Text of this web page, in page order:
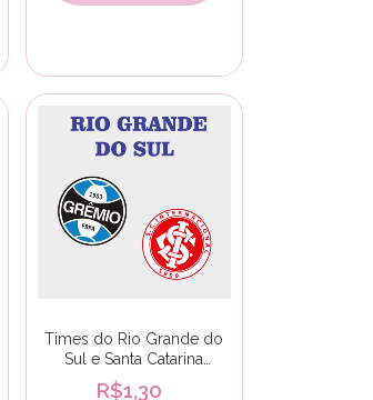
Times do Rio Grande do
Sul e Santa Catarina
(Pequeno)
R$1,30